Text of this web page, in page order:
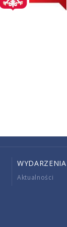
WYDARZENIA
Aktualności